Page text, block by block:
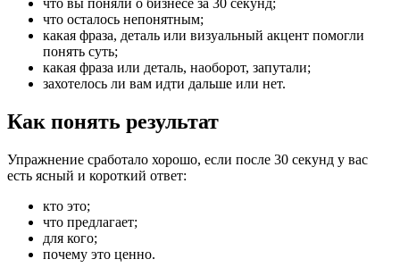
что вы поняли о бизнесе за 30 секунд;
что осталось непонятным;
какая фраза, деталь или визуальный акцент помогли
понять суть;
какая фраза или деталь, наоборот, запутали;
захотелось ли вам идти дальше или нет.
Как понять результат
Упражнение сработало хорошо, если после 30 секунд у вас
есть ясный и короткий ответ:
кто это;
что предлагает;
для кого;
почему это ценно.